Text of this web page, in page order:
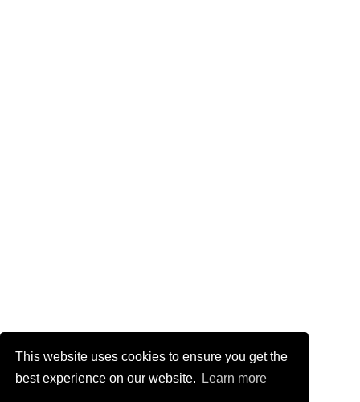
This website uses cookies to ensure you get the
best experience on our website.
Learn more